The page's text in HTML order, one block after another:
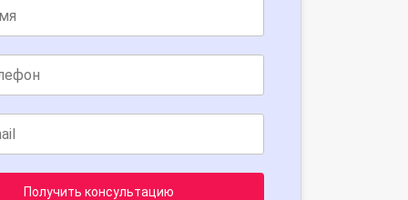
Получить консультацию